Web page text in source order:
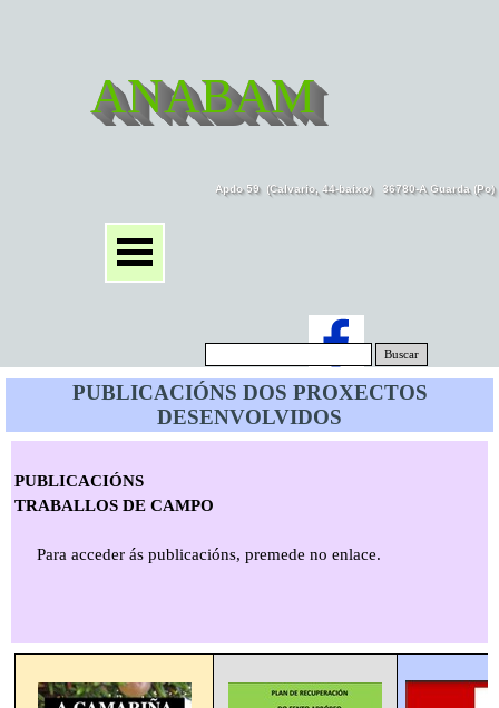
ANABAM
Apdo 59  (Calvario, 44-baixo)   36780-A Guarda
Buscar
PUBLICACIÓNS DOS PROXECTOS
DESENVOLVIDOS
PUBLICACIÓNS
TRABALLOS DE CAMPO
Para acceder ás publicacións, premede no enlace.